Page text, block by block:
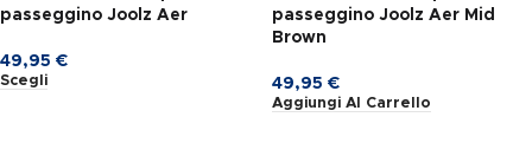
passeggino Joolz Aer
49,95 €
Scegli
passeggino Joolz Aer Mid
Brown
49,95 €
Aggiungi Al Carrello